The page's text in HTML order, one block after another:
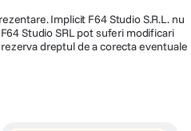
Implicit F64 Studio S.R.L. nu
Studio SRL pot suferi modificari
dreptul de a corecta eventuale